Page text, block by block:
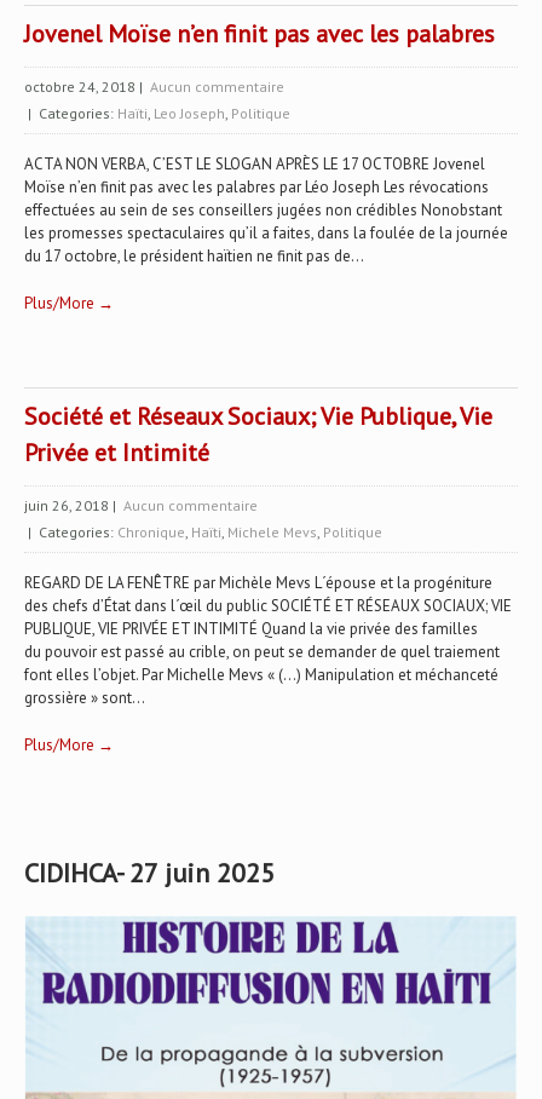
Jovenel Moïse n’en finit pas avec les palabres
octobre 24, 2018 | Aucun commentaire
| Categories: Haïti, Leo Joseph, Politique
ACTA NON VERBA, C’EST LE SLOGAN APRÈS LE 17 OCTOBRE Jovenel
Moïse n’en finit pas avec les palabres par Léo Joseph Les révocations
effectuées au sein de ses conseillers jugées non crédibles Nonobstant
les promesses spectaculaires qu’il a faites, dans la foulée de la journée
du 17 octobre, le président haïtien ne finit pas de...
Plus/More →
Société et Réseaux Sociaux; Vie Publique, Vie
Privée et Intimité
juin 26, 2018 | Aucun commentaire
| Categories: Chronique, Haïti, Michele Mevs, Politique
REGARD DE LA FENÊTRE par Michèle Mevs L´épouse et la progéniture
des chefs d’État dans l´œil du public SOCIÉTÉ ET RÉSEAUX SOCIAUX; VIE
PUBLIQUE, VIE PRIVÉE ET INTIMITÉ Quand la vie privée des familles
du pouvoir est passé au crible, on peut se demander de quel traiement
font elles l’objet. Par Michelle Mevs « (...) Manipulation et méchanceté
grossière » sont...
Plus/More →
CIDIHCA- 27 juin 2025